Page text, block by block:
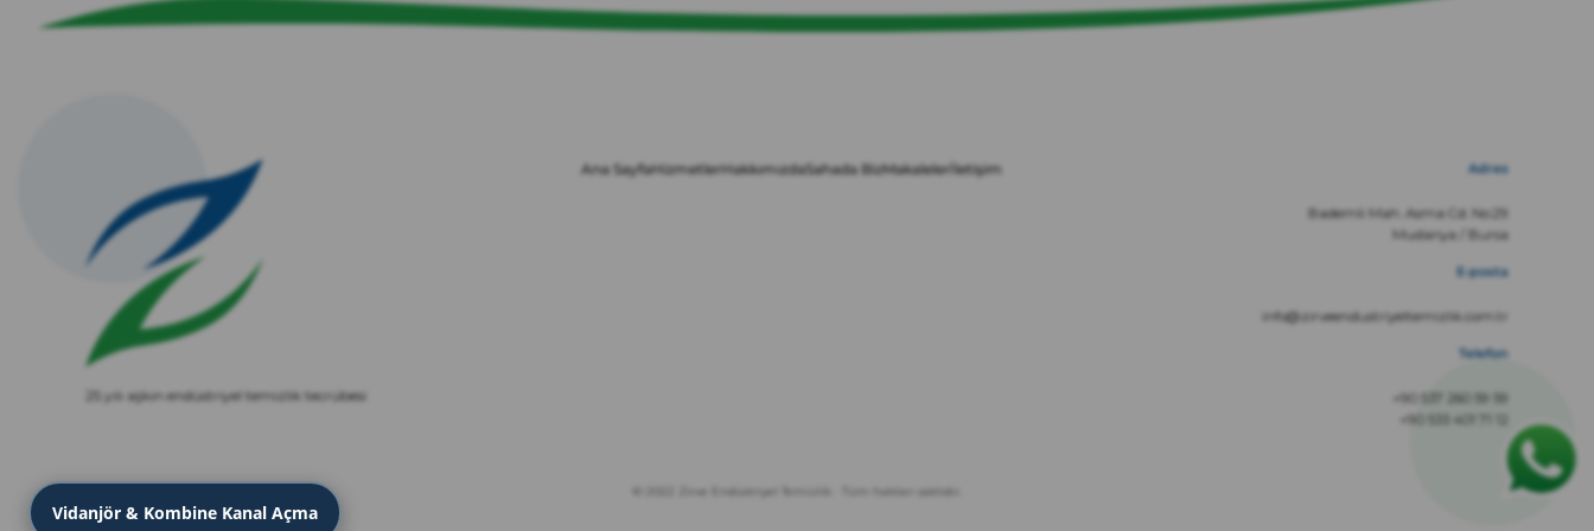
Vidanjör & Kombine Kanal Açma
25 yılı aşkın endüstriyel temizlik tecrübesi
Ana SayfaHizmetlerHakkımızdaSahada BizMakaleler İletişim Adres
Bademli Mah. Asma Cd. No:29
Mudanya / Bursa
E-posta
info@zirveendustriyeltemizlik.com.tr
Telefon
+90 537 260 59 59
+90 533 401 71 12
© 2022 Zirve Endüstriyel Temizlik · Tüm hakları saklıdır.